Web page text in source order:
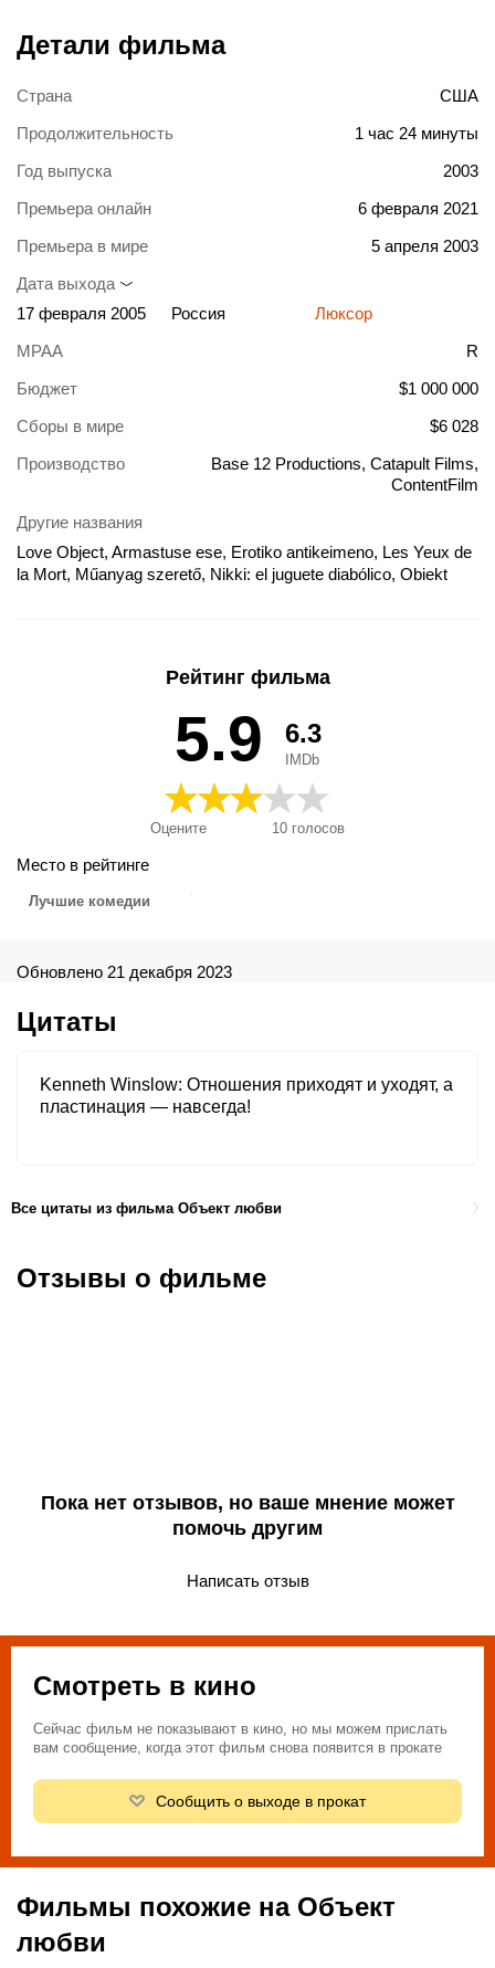
Детали фильма
Страна
США
Продолжительность
1 час 24 минуты
Год выпуска
2003
Премьера онлайн
6 февраля 2021
Премьера в мире
5 апреля 2003
Дата выхода
17 февраля 2005
Россия
Люксор
MPAA
R
Бюджет
$1 000 000
Сборы в мире
$6 028
Производство
Base 12 Productions, Catapult Films,
ContentFilm
Другие названия
Love Object, Armastuse ese, Erotiko antikeimeno, Les Yeux de
la Mort, Műanyag szerető, Nikki: el juguete diabólico, Obiekt
Рейтинг фильма
5.9
Оцените 10 голосов
6.3
IMDb
Место в рейтинге
Лучшие комедии
Обновлено 21 декабря 2023
Цитаты
Kenneth Winslow Отношения приходят и уходят, а
пластинация — навсегда!
Все цитаты из фильма Объект любви
Отзывы о фильме
Пока нет отзывов, но ваше мнение может
помочь другим
Написать отзыв
Смотреть в кино
Сейчас фильм не показывают в кино, но мы можем прислать
вам сообщение, когда этот фильм снова появится в прокате
Сообщить о выходе в прокат
Фильмы похожие на Объект
любви